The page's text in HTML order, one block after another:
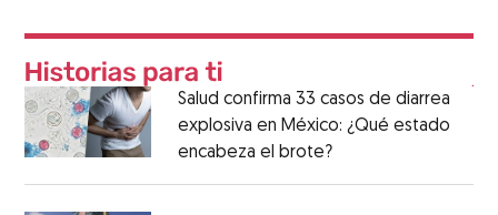
Salud confirma 33 casos de diarrea
explosiva en México: ¿Qué estado
encabeza el brote?